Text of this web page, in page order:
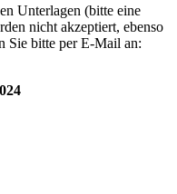
Unterlagen (bitte eine
nicht akzeptiert, ebenso
Sie bitte per E-Mail an: